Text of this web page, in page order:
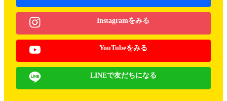
Instagramをみる
YouTubeをみる
LINEで友だちになる